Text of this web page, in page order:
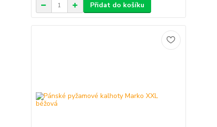
Přidat do košíku